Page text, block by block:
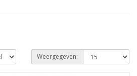
Weergegeven: